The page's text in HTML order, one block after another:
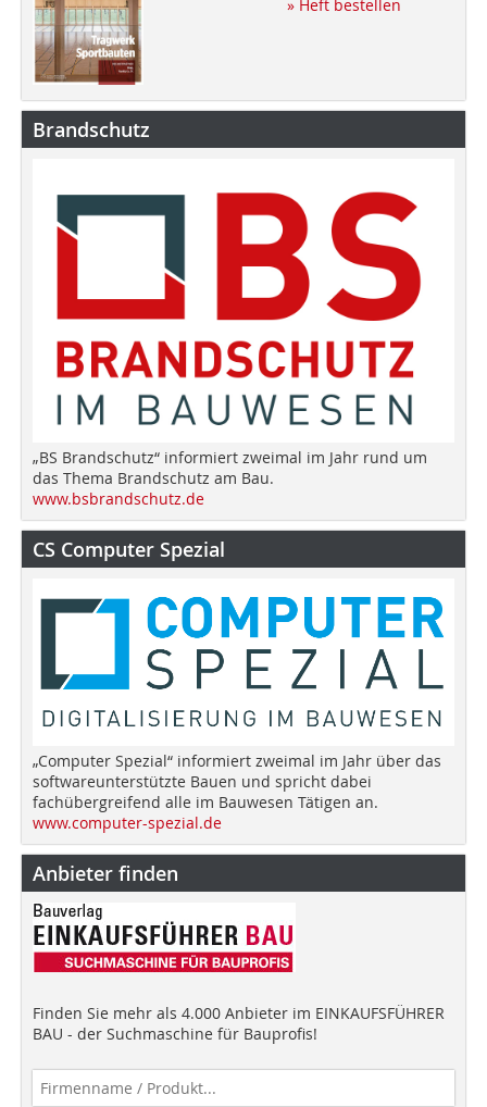
» Heft bestellen
Brandschutz
„BS Brandschutz“ informiert zweimal im Jahr rund um
das Thema Brandschutz am Bau.
www.bsbrandschutz.de
CS Computer Spezial
„Computer Spezial“ informiert zweimal im Jahr über das
softwareunterstützte Bauen und spricht dabei
fachübergreifend alle im Bauwesen Tätigen an.
www.computer-spezial.de
Anbieter finden
Finden Sie mehr als 4.000 Anbieter im EINKAUFSFÜHRER
BAU - der Suchmaschine für Bauprofis!